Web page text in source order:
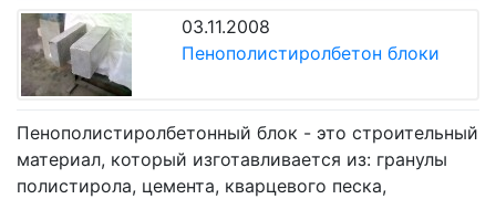
03.11.2008
Пенополистиролбетон блоки
Пенополистиролбетонный блок - это строительный
материал, который изготавливается из: гранулы
полистирола, цемента, кварцевого песка,